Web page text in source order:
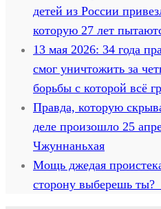
детей из России
которую 27 лет
13 мая 2026: 34 года
смог уничтожить за
борьбы с которой всё
Правда, которую
деле произошло 25
Чжуннаньхая
Мощь джедая
сторону выберешь ты?